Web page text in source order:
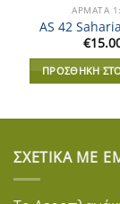
ΑΡΜΑΤΑ
AS 42
€
ΠΡΟΣΘΉΚΗ
ΣΧΕΤΙΚΆ ΜΕ